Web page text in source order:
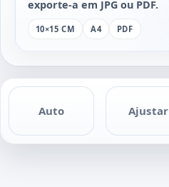
exporte-a em JPG ou PDF.
10×15 CM A4 PDF
Auto Ajustar